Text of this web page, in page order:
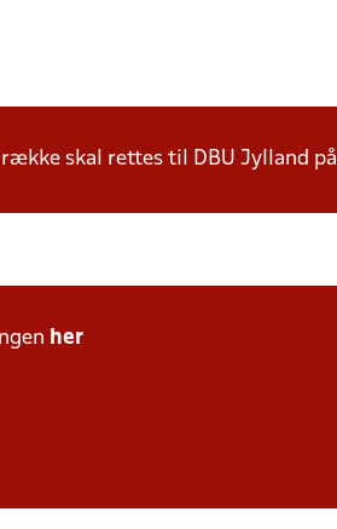
skal rettes til DBU Jylland på
her